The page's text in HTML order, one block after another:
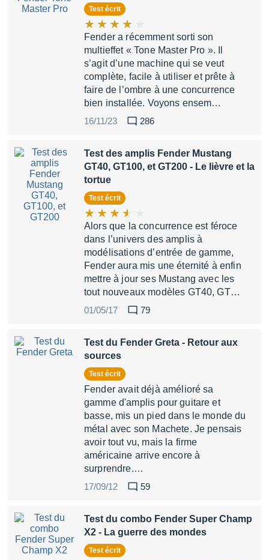
Test écrit
Fender a récemment sorti son
multieffet « Tone Master Pro ». Il
s’agit d’une machine qui se veut
complète, facile à utiliser et prête à
faire de l’ombre à une concurrence
bien installée. Voyons ensem…
16/11/23
286
Test des amplis Fender Mustang
GT40, GT100, et GT200 - Le lièvre et la
tortue
Test écrit
Alors que la concurrence est féroce
dans l’univers des amplis à
modélisations d’entrée de gamme,
Fender aura mis une éternité à enfin
mettre à jour ses Mustang avec les
tout nouveaux modèles GT40, GT…
01/05/17
79
Test du Fender Greta - Retour aux
sources
Test écrit
Fender avait déjà amélioré sa
gamme d'amplis pour guitare et
basse, mis un pied dans le monde du
métal avec son Machete. Je pensais
avoir tout vu, mais la firme
américaine arrive encore à
surprendre.…
17/09/12
59
Test du combo Fender Super Champ
X2 - La guerre des mondes
Test écrit